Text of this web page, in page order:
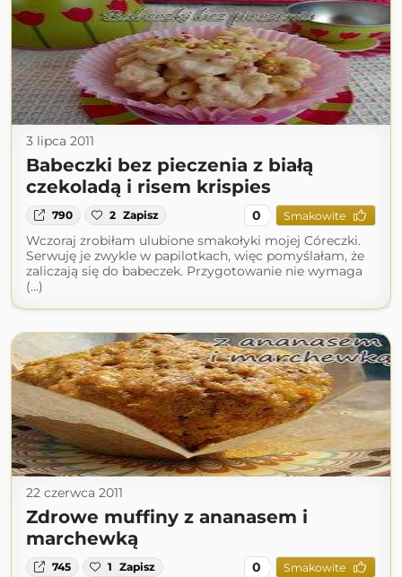
3 lipca 2011
Babeczki bez pieczenia z białą
czekoladą i risem krispies
790 2 Zapisz 0 Smakowite
Wczoraj zrobiłam ulubione smakołyki mojej Córeczki.
Serwuję je zwykle w papilotkach, więc pomyślałam, że
zaliczają się do babeczek. Przygotowanie nie wymaga
(...)
22 czerwca 2011
Zdrowe muffiny z ananasem i
marchewką
745 1 Zapisz 0 Smakowite